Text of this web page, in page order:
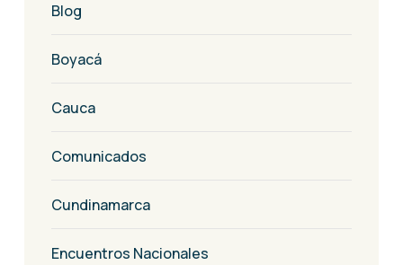
Blog
Boyacá
Cauca
Comunicados
Cundinamarca
Encuentros Nacionales